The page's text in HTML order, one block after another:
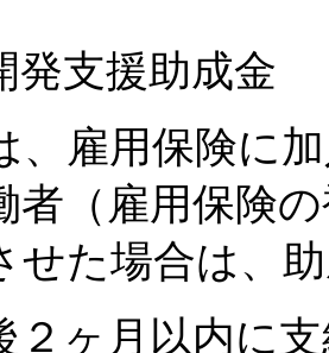
発支援助成金
、雇用保険に
者（雇用保険
せた場合は、
２ヶ月以内に